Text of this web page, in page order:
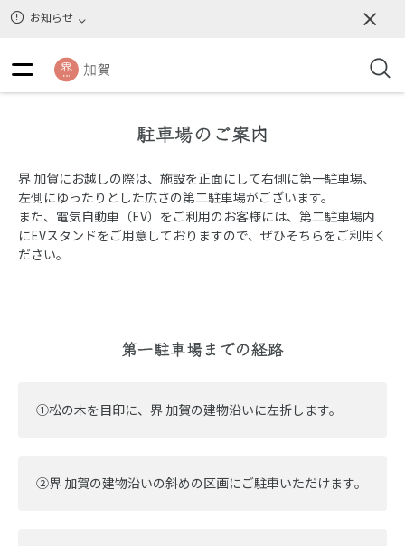
お知らせ
駐車場のご案内
界 加賀にお越しの際は、施設を正面にして右側に第一駐車場、
左側にゆったりとした広さの第二駐車場がございます。
また、電気自動車（EV）をご利用のお客様には、第二駐車場内
にEVスタンドをご用意しておりますので、ぜひそちらをご利用く
ださい。
第一駐車場までの経路
➀松の木を目印に、界 加賀の建物沿いに左折します。
➁界 加賀の建物沿いの斜めの区画にご駐車いただけます。